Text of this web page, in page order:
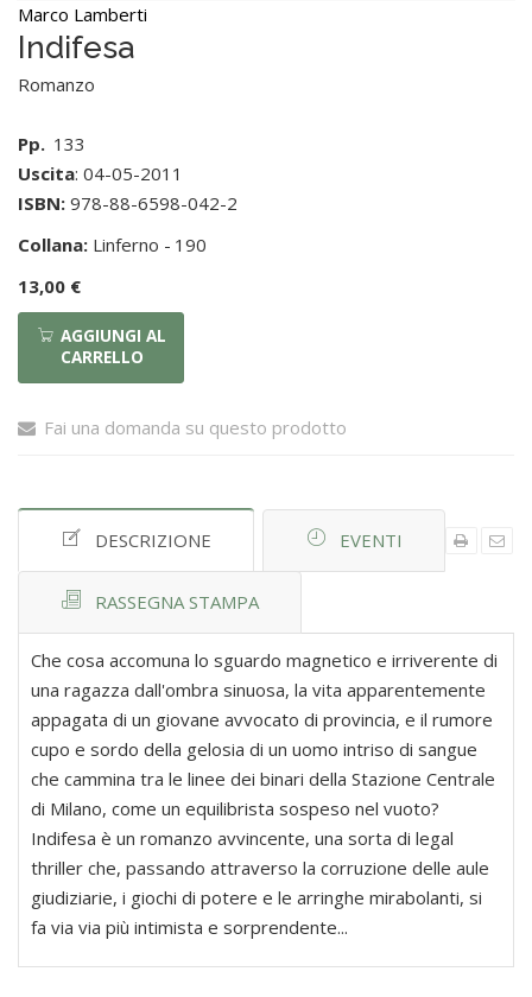
Marco Lamberti
Indifesa
Romanzo
Pp. 133
Uscita: 04-05-2011
ISBN: 978-88-6598-042-2
Collana: Linferno - 190
13,00 €
AGGIUNGI AL
CARRELLO
Fai una domanda su questo prodotto
DESCRIZIONE EVENTI
RASSEGNA STAMPA
Che cosa accomuna lo sguardo magnetico e irriverente di
una ragazza dall'ombra sinuosa, la vita apparentemente
appagata di un giovane avvocato di provincia, e il rumore
cupo e sordo della gelosia di un uomo intriso di sangue
che cammina tra le linee dei binari della Stazione Centrale
di Milano, come un equilibrista sospeso nel vuoto?
Indifesa è un romanzo avvincente, una sorta di legal
thriller che, passando attraverso la corruzione delle aule
giudiziarie, i giochi di potere e le arringhe mirabolanti, si
fa via via più intimista e sorprendente...